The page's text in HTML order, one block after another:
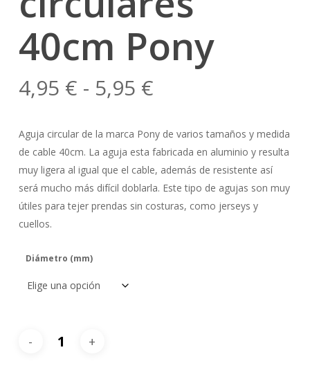
40cm Pony
4,95 € - 5,95 €Rango
precios:
desde
4,95 €
hasta
5,95 €
Aguja circular de la marca Pony de varios tamaños y medida
de cable 40cm. La aguja esta fabricada en aluminio y resulta
muy ligera al igual que el cable, además de resistente así
será mucho más difícil doblarla. Este tipo de agujas son muy
útiles para tejer prendas sin costuras, como jerseys y
cuellos.
Diámetro (mm)